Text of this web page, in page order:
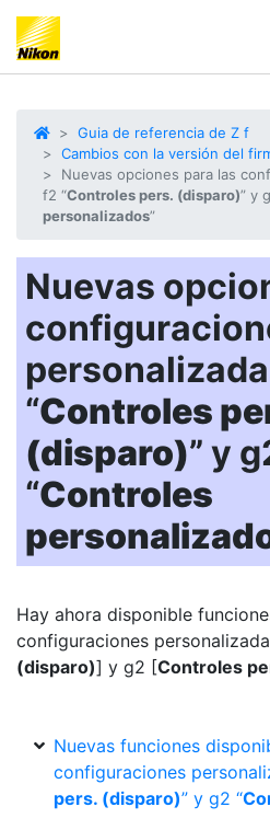
Guia de referencia de Z f
Cambios con la versión del
Nuevas opciones para las
f2 “Controles pers. (disparo)” y
personalizados”
Nuevas
“Controles
(disparo)” y
“Controles
Hay ahora disponible
configuraciones
(disparo)] y g2 [Controles
Nuevas funciones
configuraciones
pers. (disparo)” y g2 “